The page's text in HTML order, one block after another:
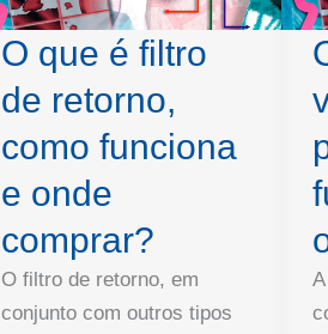
O que é filtro
de retorno,
como funciona
e onde
comprar?
O filtro de retorno, em
conjunto com outros tipos